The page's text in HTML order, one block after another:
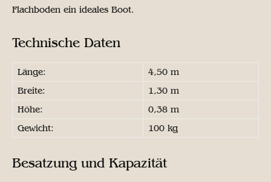
Flachboden ein ideales Boot.
Technische Daten
Länge:
4,50 m
Breite:
1,30 m
Höhe:
0,38 m
Gewicht:
100 kg
Besatzung und Kapazität